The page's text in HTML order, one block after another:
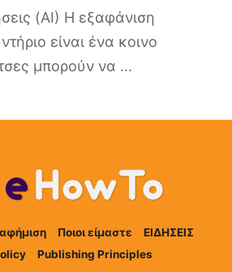
(AI) Η εξαφάνιση
είναι ένα κοινο
μπορούν να ...
Ποιοι είμαστε
ΕΙΔΗΣΕΙΣ
Publishing Principles